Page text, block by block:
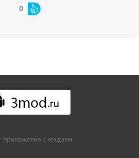
0
приложения с модами.